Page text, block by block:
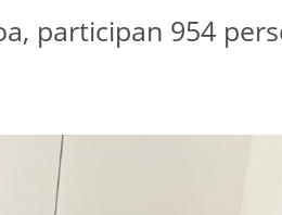
participan 954